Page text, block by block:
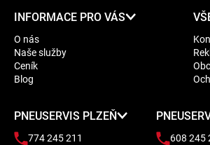
INFORMACE PRO VÁS
O nás
Naše služby
Ceník
Blog
PNEUSERVIS PLZEŇ
774 245 211 608 245